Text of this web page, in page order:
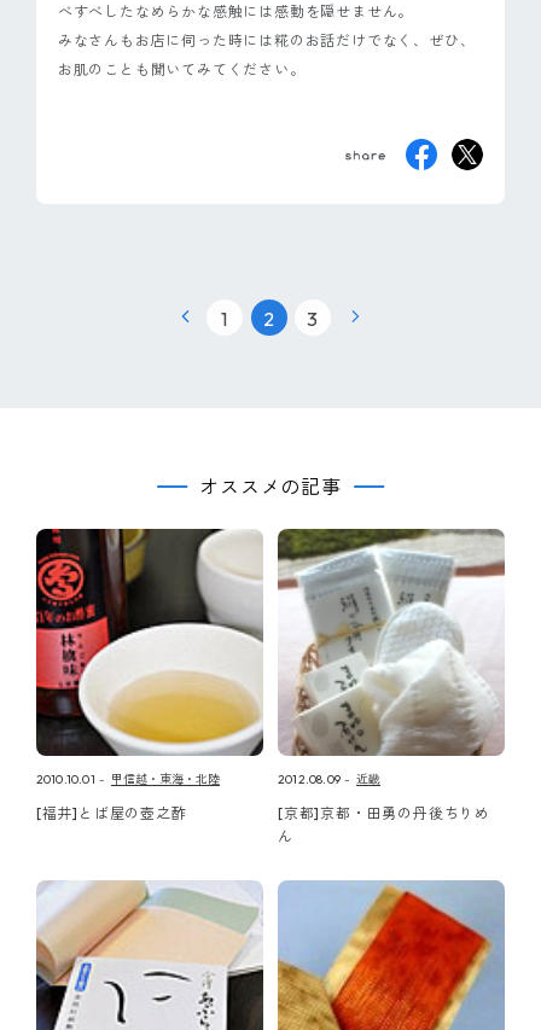
べすべしたなめらかな感触には感動を隠せません。
みなさんもお店に伺った時には糀のお話だけでなく、ぜひ、
お肌のことも聞いてみてください。
1 2 3
オススメの記事
2010.10.01 甲信越・東海・北陸
[福井]とば屋の壺之酢
2012.08.09 近畿
[京都]京都・田勇の丹後ちりめ
ん